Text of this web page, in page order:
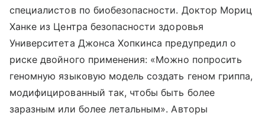
специалистов по биобезопасности. Доктор Мориц
Ханке из Центра безопасности здоровья
Университета Джонса Хопкинса предупредил о
риске двойного применения: «Можно попросить
геномную языковую модель создать геном гриппа,
модифицированный так, чтобы быть более
заразным или более летальным». Авторы